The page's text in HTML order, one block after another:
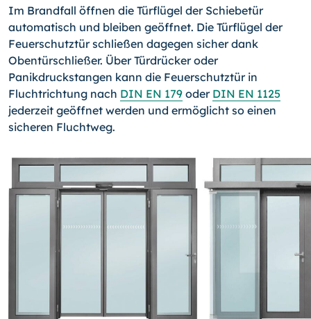
Im Brandfall öffnen die Türflügel der Schiebetür
automatisch und bleiben geöffnet. Die Türflügel der
Feuerschutztür schließen dagegen sicher dank
Obentürschließer. Über Türdrücker oder
Panikdruckstangen kann die Feuerschutztür in
Fluchtrichtung nach DIN EN 179 oder DIN EN 1125
jederzeit geöffnet werden und ermöglicht so einen
sicheren Fluchtweg.